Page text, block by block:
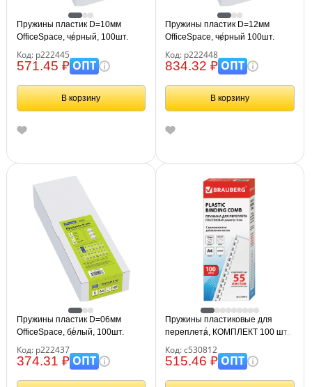
Пружины пластик D=10мм
OfficeSpace, черный, 100шт.
Код: р222445
571.45 ₽ОПТ
В корзину
Пружины пластик D=12мм
OfficeSpace, черный 100шт.
Код: р222448
834.32 ₽ОПТ
В корзину
Пружины пластик D=06мм
OfficeSpace, белый, 100шт.
Код: р222437
374.31 ₽ОПТ
Пружины пластиковые для
переплета, КОМПЛЕКТ 100 шт.,
белые, BRAUBERG, 530812
Код: с530812
515.46 ₽ОПТ